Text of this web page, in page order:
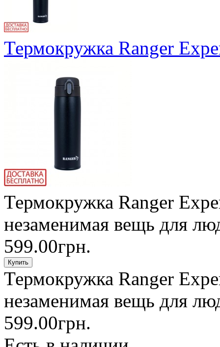
Термокружка Ranger
Термокружка Ranger
незаменимая вещь для
599.00грн.
Термокружка Ranger
незаменимая вещь для
599.00грн.